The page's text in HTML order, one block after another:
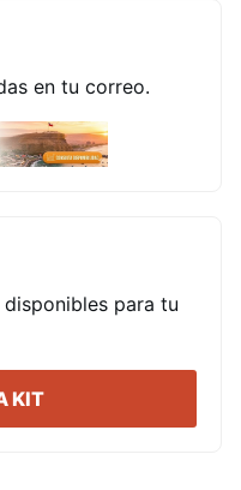
en tu correo.
para tu
KIT